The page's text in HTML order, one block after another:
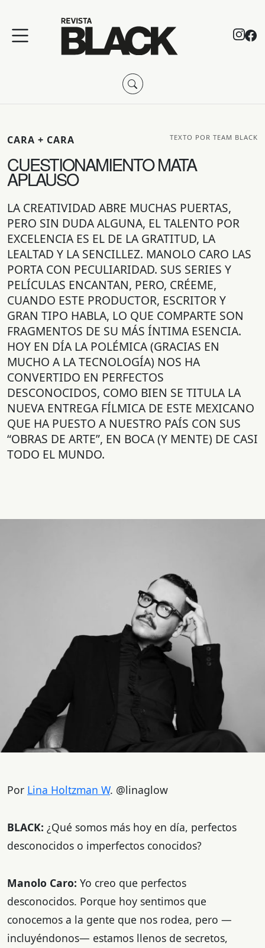
CARA + CARA TEXTO POR TEAM BLACK
CUESTIONAMIENTO MATA
APLAUSO
LA CREATIVIDAD ABRE MUCHAS PUERTAS,
PERO SIN DUDA ALGUNA, EL TALENTO POR
EXCELENCIA ES EL DE LA GRATITUD, LA
LEALTAD Y LA SENCILLEZ. MANOLO CARO LAS
PORTA CON PECULIARIDAD. SUS SERIES Y
PELÍCULAS ENCANTAN, PERO, CRÉEME,
CUANDO ESTE PRODUCTOR, ESCRITOR Y
GRAN TIPO HABLA, LO QUE COMPARTE SON
FRAGMENTOS DE SU MÁS ÍNTIMA ESENCIA.
HOY EN DÍA LA POLÉMICA (GRACIAS EN
MUCHO A LA TECNOLOGÍA) NOS HA
CONVERTIDO EN PERFECTOS
DESCONOCIDOS, COMO BIEN SE TITULA LA
NUEVA ENTREGA FÍLMICA DE ESTE MEXICANO
QUE HA PUESTO A NUESTRO PAÍS CON SUS
“OBRAS DE ARTE”, EN BOCA (Y MENTE) DE CASI
TODO EL MUNDO.
Por Lina Holtzman W. @linaglow
BLACK: ¿Qué somos más hoy en día, perfectos
desconocidos o imperfectos conocidos?
Manolo Caro: Yo creo que perfectos
desconocidos. Porque hoy sentimos que
conocemos a la gente que nos rodea, pero —
incluyéndonos— estamos llenos de secretos,